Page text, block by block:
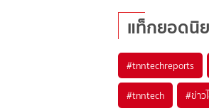
แท็กยอดนิ
#tnntechreports
#tnntech #ข่าว